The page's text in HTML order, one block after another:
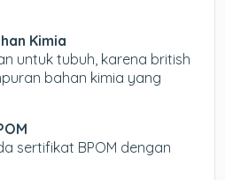
Kimia
untuk tubuh, karena british
bahan kimia yang
sertifikat BPOM dengan